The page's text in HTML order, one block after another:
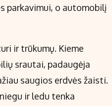
parkavimui, o automobilį
ir trūkumų. Kieme
srautai, padaugėja
saugios erdvės žaisti.
ir ledu tenka